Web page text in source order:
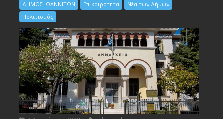
ΔΗΜΟΣ ΙΩΑΝΝΙΤΩΝ Επικαιρότητα
Νέα των Δήμων
Πολιτισμός